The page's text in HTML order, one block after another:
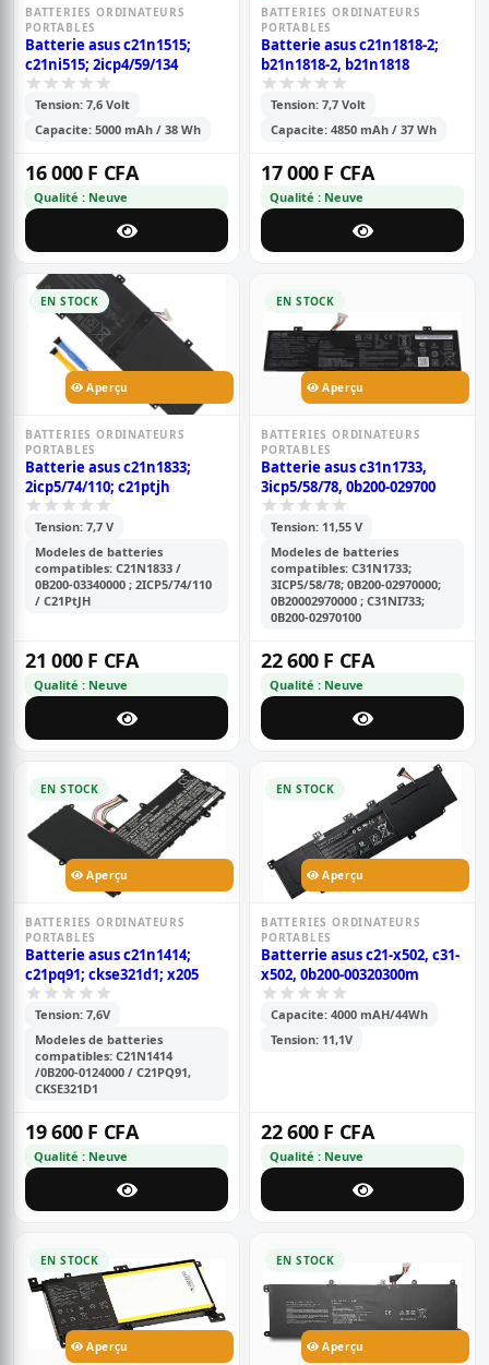
BATTERIES ORDINATEURS
PORTABLES
Batterie asus c21n1515;
c21ni515; 2icp4/59/134
Tension: 7,6 Volt
Capacite: 5000 mAh / 38 Wh
16 000 F CFA
Qualité : Neuve
BATTERIES ORDINATEURS
PORTABLES
Batterie asus c21n1818-2;
b21n1818-2, b21n1818
Tension: 7,7 Volt
Capacite: 4850 mAh / 37 Wh
17 000 F CFA
Qualité : Neuve
EN STOCK
Aperçu
BATTERIES ORDINATEURS
PORTABLES
Batterie asus c21n1833;
2icp5/74/110; c21ptjh
Tension: 7,7 V
Modeles de batteries
compatibles: C21N1833 /
0B200-03340000 ; 2ICP5/74/110
/ C21PtJH
21 000 F CFA
Qualité : Neuve
EN STOCK
Aperçu
BATTERIES ORDINATEURS
PORTABLES
Batterie asus c31n1733,
3icp5/58/78, 0b200-029700
Tension: 11,55 V
Modeles de batteries
compatibles: C31N1733;
3ICP5/58/78; 0B200-02970000;
0B20002970000 ; C31NI733;
0B200-02970100
22 600 F CFA
Qualité : Neuve
EN STOCK
Aperçu
BATTERIES ORDINATEURS
PORTABLES
Batterie asus c21n1414;
c21pq91; ckse321d1; x205
Tension: 7,6V
Modeles de batteries
compatibles: C21N1414
/0B200-0124000 / C21PQ91,
CKSE321D1
19 600 F CFA
Qualité : Neuve
EN STOCK
Aperçu
BATTERIES ORDINATEURS
PORTABLES
Batterrie asus c21-x502, c31-
x502, 0b200-00320300m
Capacite: 4000 mAH/44Wh
Tension: 11,1V
22 600 F CFA
Qualité : Neuve
EN STOCK
Aperçu
EN STOCK
Aperçu